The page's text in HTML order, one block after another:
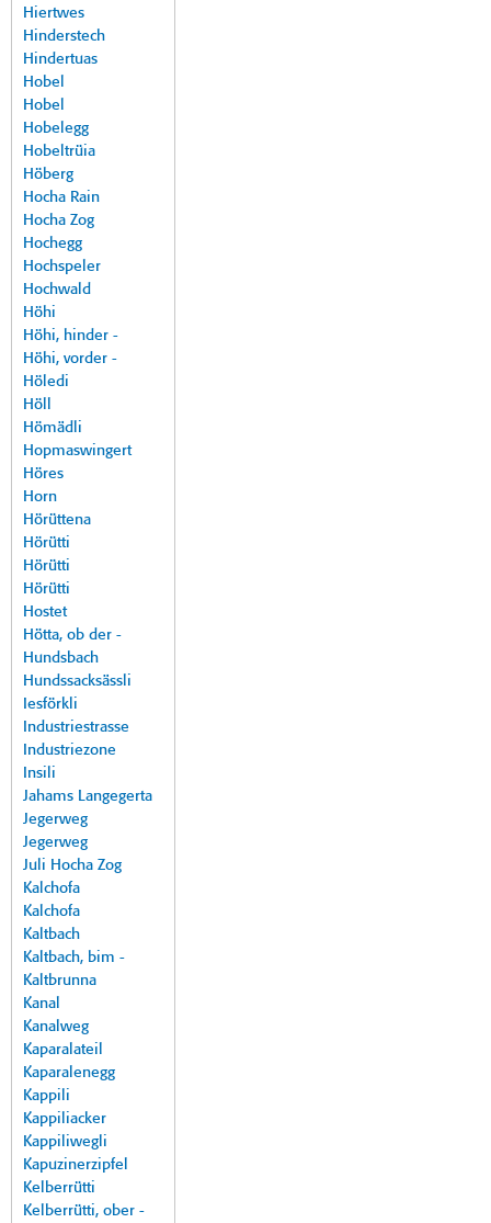
Hiertwes
Hinderstech
Hindertuas
Hobel
Hobel
Hobelegg
Hobeltrüia
Höberg
Hocha Rain
Hocha Zog
Hochegg
Hochspeler
Hochwald
Höhi
Höhi, hinder -
Höhi, vorder -
Höledi
Höll
Hömädli
Hopmaswingert
Höres
Horn
Hörüttena
Hörütti
Hörütti
Hörütti
Hostet
Hötta, ob der -
Hundsbach
Hundssacksässli
Iesförkli
Industriestrasse
Industriezone
Insili
Jahams Langegerta
Jegerweg
Jegerweg
Juli Hocha Zog
Kalchofa
Kalchofa
Kaltbach
Kaltbach, bim -
Kaltbrunna
Kanal
Kanalweg
Kaparalateil
Kaparalenegg
Kappili
Kappiliacker
Kappiliwegli
Kapuzinerzipfel
Kelberrütti
Kelberrütti, ober -